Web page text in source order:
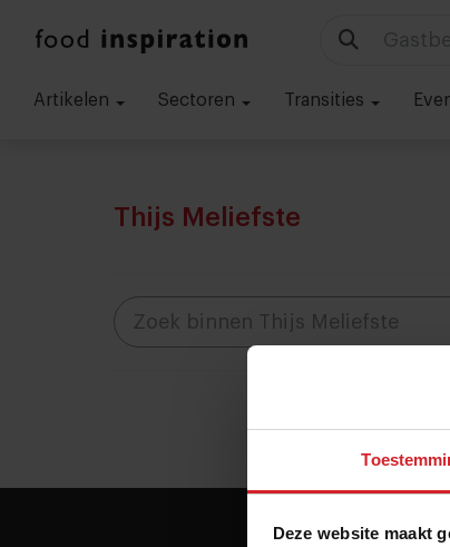
Deze website maakt
Artikelen Sectoren Transities
Thijs Meliefste